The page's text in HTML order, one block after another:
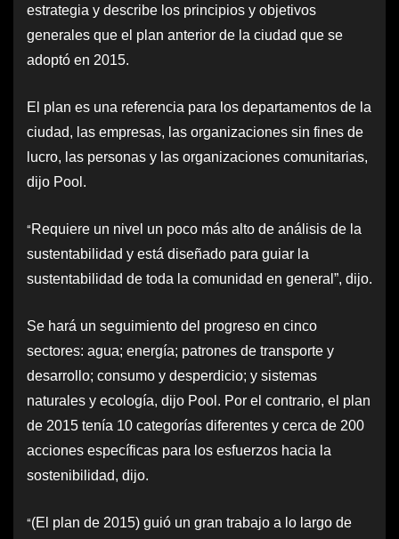
estrategia y describe los principios y objetivos
generales que el plan anterior de la ciudad que se
adoptó en 2015.
El plan es una referencia para los departamentos de la
ciudad, las empresas, las organizaciones sin fines de
lucro, las personas y las organizaciones comunitarias,
dijo Pool.
“Requiere un nivel un poco más alto de análisis de la
sustentabilidad y está diseñado para guiar la
sustentabilidad de toda la comunidad en general”, dijo.
Se hará un seguimiento del progreso en cinco
sectores: agua; energía; patrones de transporte y
desarrollo; consumo y desperdicio; y sistemas
naturales y ecología, dijo Pool. Por el contrario, el plan
de 2015 tenía 10 categorías diferentes y cerca de 200
acciones específicas para los esfuerzos hacia la
sostenibilidad, dijo.
“(El plan de 2015) guió un gran trabajo a lo largo de